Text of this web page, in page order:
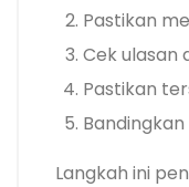
Pastikan
Cek ulasan
Pastikan
Langkah ini